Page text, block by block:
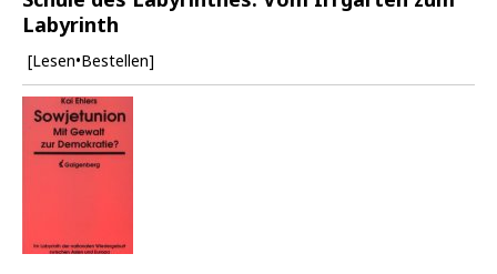
Labyrinth
[Lesen•Bestellen]